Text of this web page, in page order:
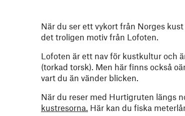
När du ser ett vykort från Norges
det troligen motiv från Lofoten.
Lofoten är ett nav för kustkultur och
(torkad torsk). Men här finns också
vart du än vänder blicken.
När du reser med Hurtigruten längs
kustresorna. Här kan du fiska